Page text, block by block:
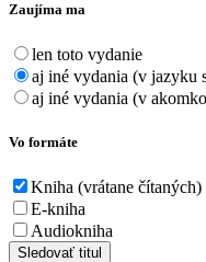
Zaujíma ma
len toto vydanie
aj iné vydania (v jazyku
aj iné vydania (v
Vo formáte
Kniha (vrátane čítaných)
E-kniha
Audiokniha
Sledovať titul